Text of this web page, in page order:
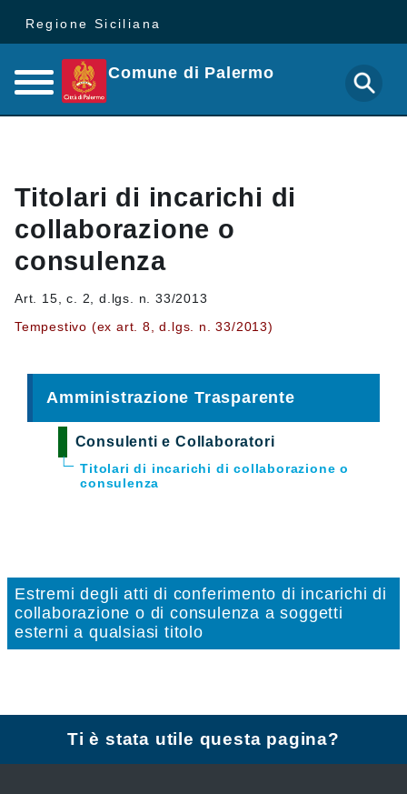
Regione Siciliana
Comune di Palermo
Titolari di incarichi di
collaborazione o
consulenza
Art. 15, c. 2, d.lgs. n. 33/2013
Tempestivo (ex art. 8, d.lgs. n. 33/2013)
Amministrazione Trasparente
Consulenti e Collaboratori
Titolari di incarichi di collaborazione o
consulenza
Estremi degli atti di conferimento di incarichi di
collaborazione o di consulenza a soggetti
esterni a qualsiasi titolo
Ti è stata utile questa pagina?